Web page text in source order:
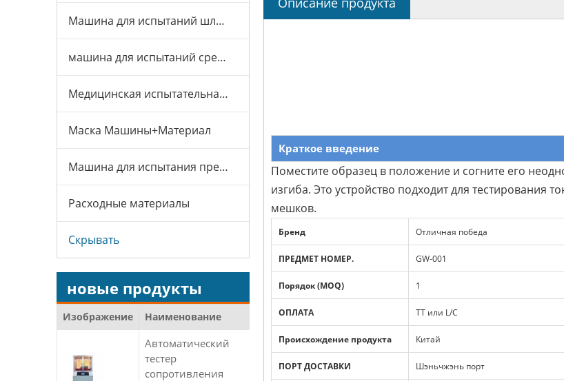
Машина для испытаний шлемов
машина для испытаний средств индивидуальной защиты
Медицинская испытательная машина
Маска Машины+Материал
Машина для испытания презервативов
Расходные материалы
Скрывать
новые продукты
Изображение Наименование
Автоматический
тестер
сопротивления
Краткое введение
Поместите образец в положение и согните его
изгиба. Это устройство подходит для тестирования
мешков.
Бренд Отличная победа
ПРЕДМЕТ НОМЕР. GW-001
Порядок (MOQ) 1
ОПЛАТА TT или L/C
Происхождение продукта Китай
ПОРТ ДОСТАВКИ Шэньчжэнь порт